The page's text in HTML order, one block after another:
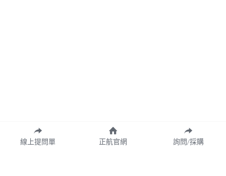
線上提問單 正航官網 詢問/採購